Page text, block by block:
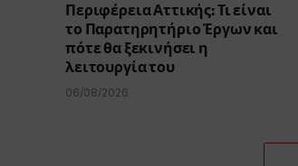
Περιφέρεια Αττικής: Τι είναι
το Παρατηρητήριο Έργων και
πότε θα ξεκινήσει η
λειτουργία του
06/08/2026